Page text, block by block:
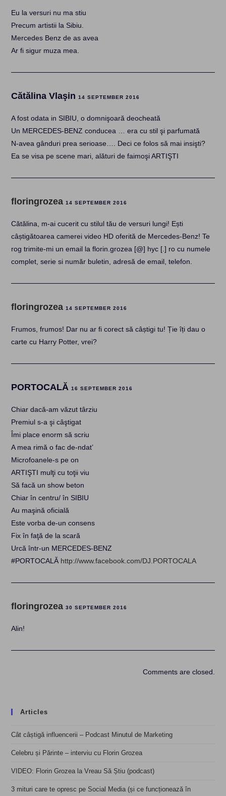
Eu la versuri nu ma stiu
Precum artistii la Sibiu.
Mercedes Benz de as avea
Ar fi sigur muza mea.
Cătălina Vlaşin14 SEPTEMBER 2016
A fost odata in SIBIU, o domnişoară deocheată
Un MERCEDES-BENZ conducea … era cu stil şi parfumată
N-avea gânduri prea serioase…. Deci ce folos să mai insişti?
Ea se visa pe scene mari, alături de faimoşi ARTIŞTI
floringrozea 14 SEPTEMBER 2016
Cătălina, m-ai cucerit cu stilul tău de versuri lungi! Ești
câștigătoarea camerei video HD oferită de Mercedes-Benz! Te
rog trimite-mi un email la florin.grozea [@] hyc [.] ro cu numele
complet, serie si număr buletin, adresă de email, telefon.
floringrozea 14 SEPTEMBER 2016
Frumos, frumos! Dar nu ar fi corect să câștigi tu! Ție îți dau o
carte cu Harry Potter, vrei?
PORTOCALĂ16 SEPTEMBER 2016
Chiar dacă-am văzut târziu
Premiul s-a şi câştigat
Îmi place enorm să scriu
A mea rimă o fac de-ndat’
Microfoanele-s pe on
ARTIŞTI mulţi cu toţii viu
Să facă un show beton
Chiar în centru/ în SIBIU
Au maşină oficială
Este vorba de-un consens
Fix în faţă de la scară
Urcă într-un MERCEDES-BENZ
#PORTOCALĂ http://www.facebook.com/DJ.PORTOCALA
floringrozea 30 SEPTEMBER 2016
Alin!
Comments are closed.
Articles
Cât câștigă influencerii – Podcast Minutul de Marketing
Celebru și Părinte – interviu cu Florin Grozea
VIDEO: Florin Grozea la Vreau Să Știu (podcast)
3 mituri care te opresc pe Social Media (și ce funcționează în